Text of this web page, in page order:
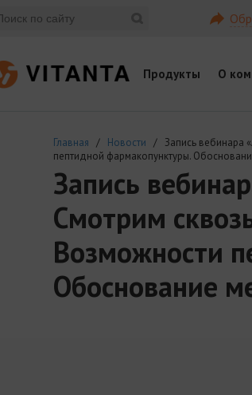
Продукты О
Главная / Новости / Запись вебинара
пептидной фармакопунктуры.
Запись
Смотрим
Возможности
Обоснование